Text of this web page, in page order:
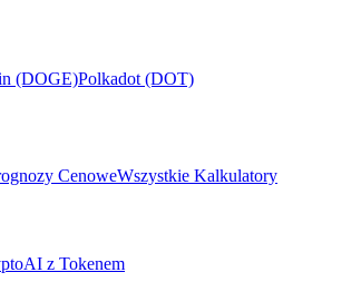
(DOGE)Polkadot (DOT)
CenoweWszystkie Kalkulatory
AI z Tokenem